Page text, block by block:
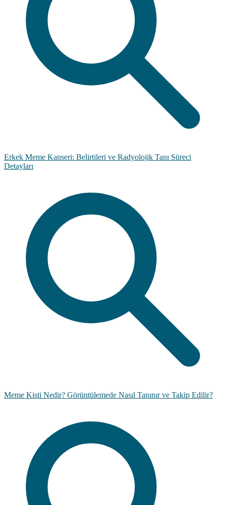
Erkek Meme Kanseri: Belirtileri ve Radyolojik Tanı Süreci
Detayları
Meme Kisti Nedir? Görüntülemede Nasıl Tanınır ve Takip Edilir?